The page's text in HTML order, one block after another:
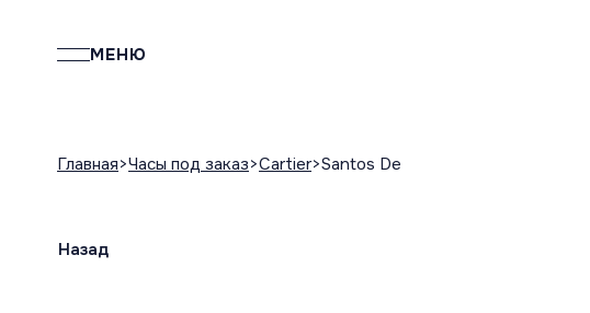
МЕНЮ
Главная Часы под заказ Cartier Santos De
Назад